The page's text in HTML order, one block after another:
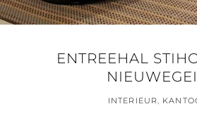
ENTREEHAL
INTERIEUR,